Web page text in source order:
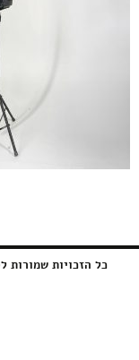
כל הזכויות שמורות